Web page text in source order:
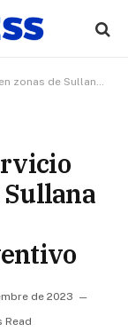
por mantenimiento preventivo
Sullana
de 2023
Read